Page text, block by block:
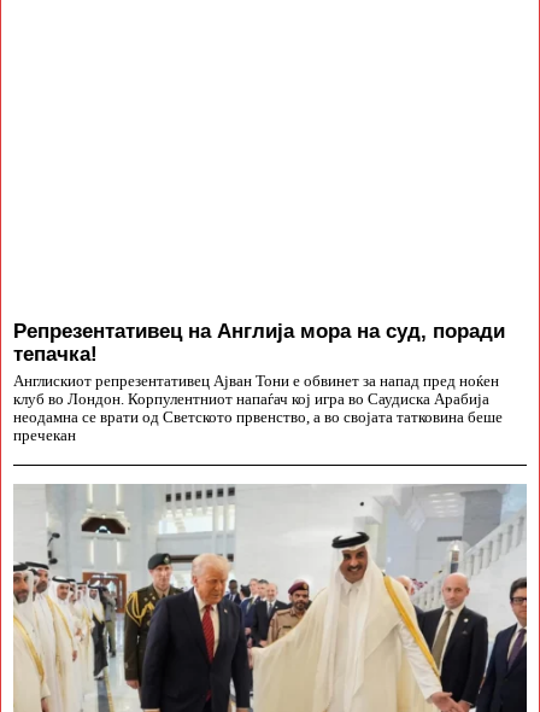
Репрезентативец на Англија мора на суд, поради
тепачка!
Англискиот репрезентативец Ајван Тони е обвинет за напад пред ноќен
клуб во Лондон. Корпулентниот напаѓач кој игра во Саудиска Арабија
неодамна се врати од Светското првенство, а во својата татковина беше
пречекан